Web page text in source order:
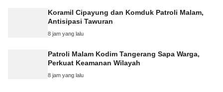
Koramil Cipayung dan Komduk Patroli Malam,
Antisipasi Tawuran
8 jam yang lalu
Patroli Malam Kodim Tangerang Sapa Warga,
Perkuat Keamanan Wilayah
8 jam yang lalu